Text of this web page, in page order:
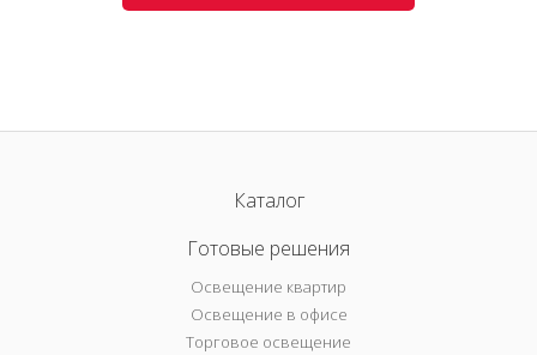
Каталог
Готовые решения
Освещение квартир
Освещение в офисе
Торговое освещение